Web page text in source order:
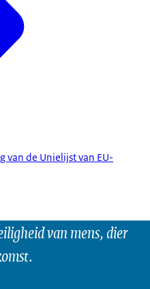
van de Unielijst van EU-
van mens, dier